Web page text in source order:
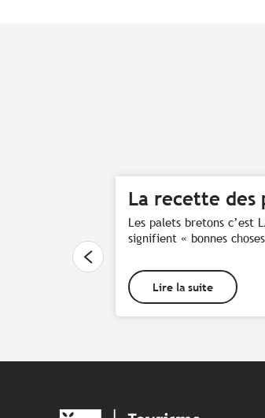
La recette des
Les palets bretons c’est
signifient « bonnes
Lire la suite